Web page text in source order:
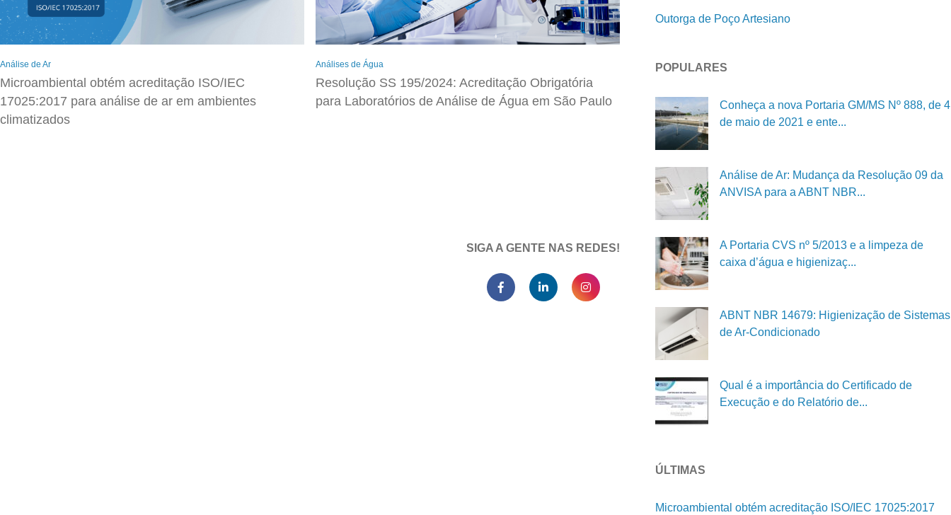
Análise de Ar
Microambiental obtém acreditação ISO/IEC
17025:2017 para análise de ar em ambientes
climatizados
Análises de Água
Resolução SS 195/2024: Acreditação Obrigatória
para Laboratórios de Análise de Água em São Paulo
SIGA A GENTE NAS REDES!
Outorga de Poço Artesiano
POPULARES
Conheça a nova Portaria GM/MS Nº 888, de 4
de maio de 2021 e ente...
Análise de Ar: Mudança da Resolução 09 da
ANVISA para a ABNT NBR...
A Portaria CVS nº 5/2013 e a limpeza de
caixa d’água e higienizaç...
ABNT NBR 14679: Higienização de Sistemas
de Ar-Condicionado
Qual é a importância do Certificado de
Execução e do Relatório de...
ÚLTIMAS
Microambiental obtém acreditação ISO/IEC 17025:2017